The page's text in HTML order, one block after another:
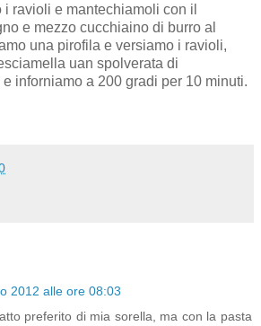
ravioli e mantechiamoli con il
e mezzo cucchiaino di burro al
una pirofila e versiamo i ravioli,
uan spolverata di
inforniamo a 200 gradi per 10 minuti.
2012 alle ore 08:03
preferito di mia sorella, ma con la pasta